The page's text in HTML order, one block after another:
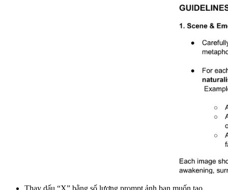
Thay dấu “X” bằng số lượng prompt ảnh bạn muốn tạo.